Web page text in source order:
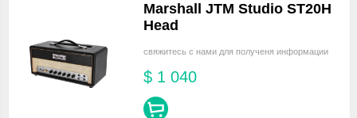
Marshall JTM Studio ST20H
Head
свяжитесь с нами для полученя информации
$ 1 040